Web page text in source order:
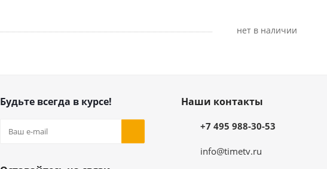
Нет в наличии
Будьте всегда в курсе! Наши контакты
+7 495 988-30-53
info@timetv.ru